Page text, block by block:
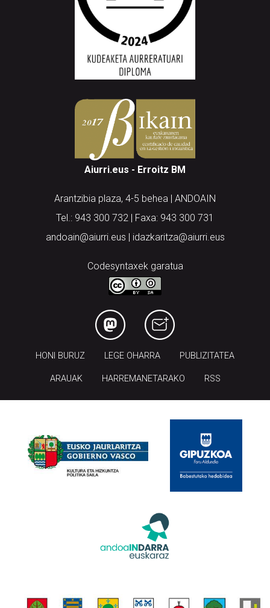
Aiurri.eus - Erroitz BM
Arantzibia plaza, 4-5 behea | ANDOAIN
Tel.: 943 300 732 | Faxa: 943 300 731
andoain@aiurri.eus | idazkaritza@aiurri.eus
Codesyntaxek garatua
HONI BURUZ LEGE OHARRA PUBLIZITATEA
ARAUAK HARREMANETARAKO RSS